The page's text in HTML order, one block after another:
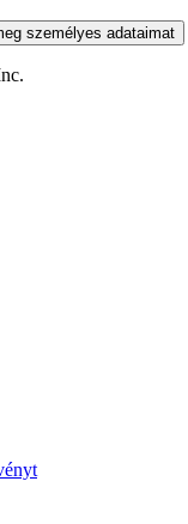
személyes adataimat